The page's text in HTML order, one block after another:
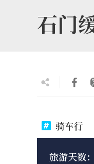
石门
骑车行
旅游天数：